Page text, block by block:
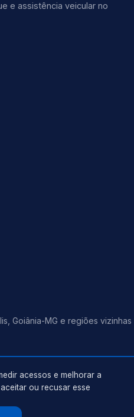
e assistência veicular no
Goiânia-MG e regiões vizinhas
acessos e melhorar a
ou recusar esse